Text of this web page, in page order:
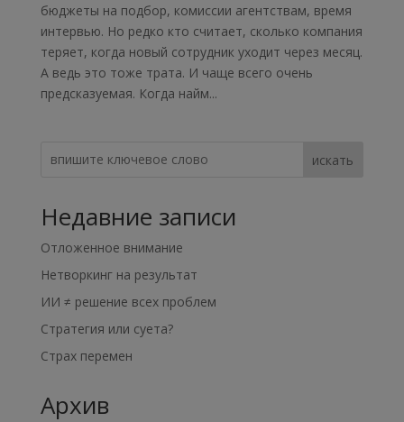
бюджеты на подбор, комиссии агентствам, время
интервью. Но редко кто считает, сколько компания
теряет, когда новый сотрудник уходит через месяц.
А ведь это тоже трата. И чаще всего очень
предсказуемая. Когда найм...
искать
Недавние записи
Отложенное внимание
Нетворкинг на результат
ИИ ≠ решение всех проблем
Стратегия или суета?
Страх перемен
Архив